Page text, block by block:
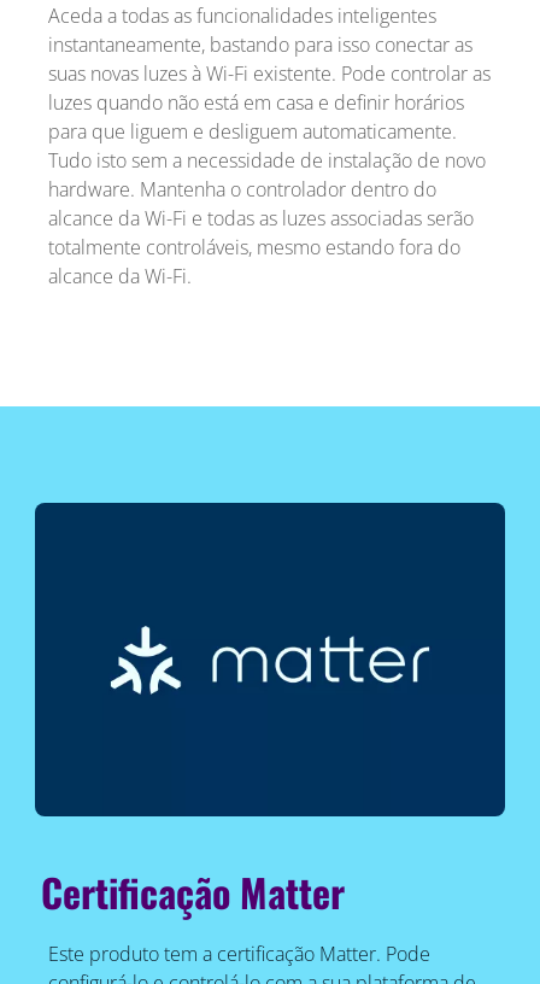
Aceda a todas as funcionalidades inteligentes
instantaneamente, bastando para isso conectar as
suas novas luzes à Wi-Fi existente. Pode controlar as
luzes quando não está em casa e definir horários
para que liguem e desliguem automaticamente.
Tudo isto sem a necessidade de instalação de novo
hardware. Mantenha o controlador dentro do
alcance da Wi-Fi e todas as luzes associadas serão
totalmente controláveis, mesmo estando fora do
alcance da Wi-Fi.
Certificação Matter
Este produto tem a certificação Matter. Pode